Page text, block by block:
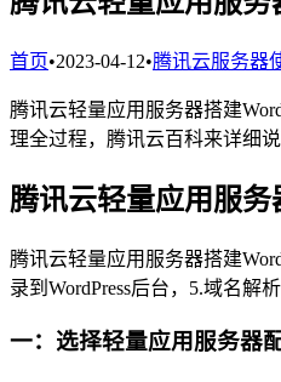
首页•2023-04-12•腾讯云服务器
腾讯云轻量应用服务器搭建
理全过程，腾讯云百科来详细
腾讯云轻量应用服
腾讯云轻量应用服务器搭建
录到WordPress后台，5.域名解
一：选择轻量应用服务器